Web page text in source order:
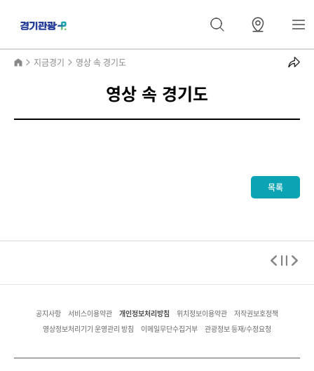
지금경기 영상 속 경기도
영상 속 경기도
목록
공지사항 서비스이용약관 개인정보처리방침 위치정보이용약관 저작권보호정책
영상정보처리기기 운영관리 방침 이메일무단수집거부 관광정보 등재/수정요청